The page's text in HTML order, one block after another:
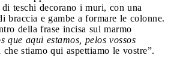
teschi decorano i muri, con una
braccia e gambe a formare le colonne.
della frase incisa sul marmo
que aqui estamos, pelos vossos
che stiamo qui aspettiamo le vostre”.